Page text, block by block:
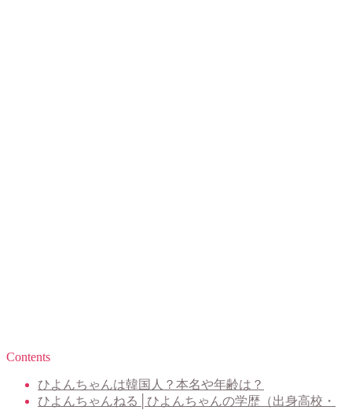
Contents
ひよんちゃんは韓国人？本名や年齢は？
ひよんちゃんねる│ひよんちゃんの学歴（出身高校・